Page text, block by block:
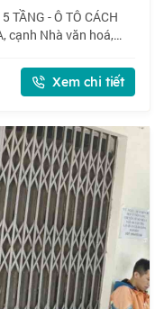
TẦNG - Ô TÔ CÁCH
cạnh Nhà văn hoá,
Xem chi tiết